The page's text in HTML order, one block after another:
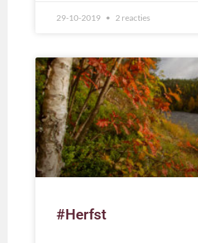
29-10-2019 2 reacties
#Herfst